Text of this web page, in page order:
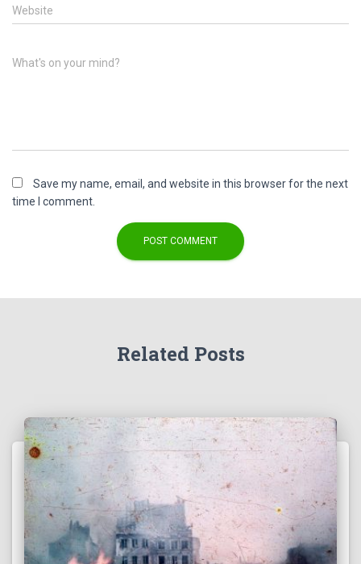
Website
What's on your mind?
Save my name, email, and website in this browser for the next
time I comment.
Related Posts